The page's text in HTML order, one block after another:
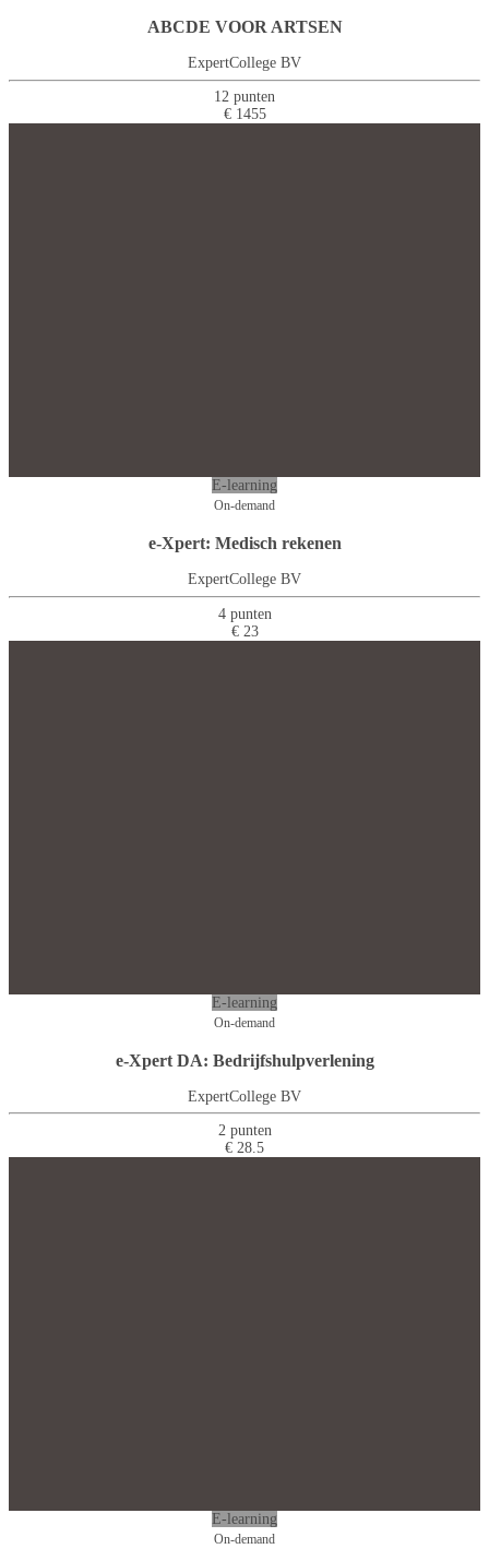
ABCDE VOOR ARTSEN
ExpertCollege BV
12 punten
€ 1455
E-learning
On-demand
e-Xpert: Medisch rekenen
ExpertCollege BV
4 punten
€ 23
E-learning
On-demand
e-Xpert DA: Bedrijfshulpverlening
ExpertCollege BV
2 punten
€ 28.5
E-learning
On-demand